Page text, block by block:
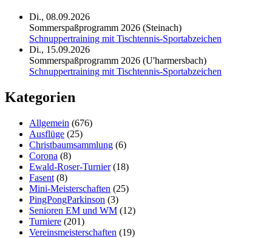
Di., 08.09.2026
Sommerspaßprogramm 2026 (Steinach)
Schnuppertraining mit Tischtennis-Sportabzeichen
Di., 15.09.2026
Sommerspaßprogramm 2026 (U'harmersbach)
Schnuppertraining mit Tischtennis-Sportabzeichen
Kategorien
Allgemein (676)
Ausflüge (25)
Christbaumsammlung (6)
Corona (8)
Ewald-Roser-Turnier(18)
Fasent (8)
Mini-Meisterschaften (25)
PingPongParkinson (3)
Senioren EM und WM (12)
Turniere (201)
Vereinsmeisterschaften (19)